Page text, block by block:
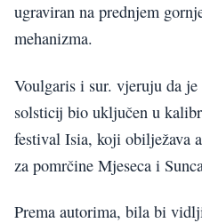
ugraviran na prednjem
mehanizma.
Voulgaris i sur. vjeruju da
solsticij bio uključen u
festival Isia, koji obilježava
za pomrčine Mjeseca i
Prema autorima, bila bi